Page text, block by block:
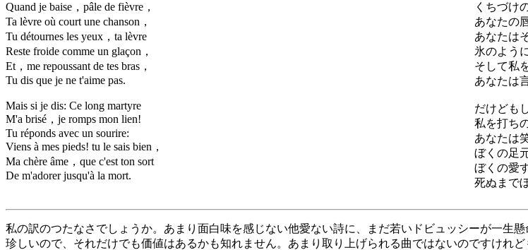
Quand je baise，pâle de fièvre，
Ta lèvre où court une chanson，
Tu détournes les yeux，ta lèvre
Reste froide comme un glaçon，
Et，me repoussant de tes bras，
Tu dis que je ne t'aime pas.
Mais si je dis: Ce long martyre
M'a brisé，je romps mon lien!
Tu réponds avec un sourire:
Viens à mes pieds! tu le sais bien，
Ma chère âme，que c'est ton sort
De m'adorer jusqu'à la mort.
くちづけ
あなたの
あなたは
氷のよう
そして私
あなたは
だけども
私を打ち
あなたは
ぼくの足
ぼくの愛
死ぬまで
私の訳のつたなさでしょうか。あまり面白味を感じない他愛ない詩に、まだ若いドビュッシーが一生
珍しいので、それだけでも価値はあるかも知れません。あまり取り上げられる曲ではないのですけれど